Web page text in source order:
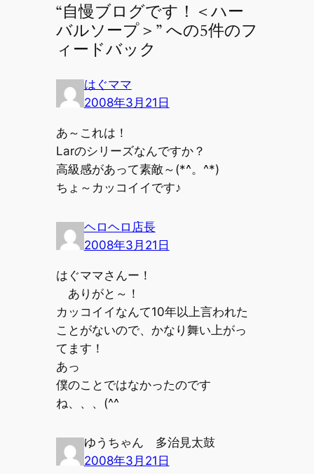
“自慢ブログです！＜ハー
バルソープ＞” への5件のフ
ィードバック
はぐママ
2008年3月21日
あ～これは！
Larのシリーズなんですか？
高級感があって素敵～(*^。^*)
ちょ～カッコイイです♪
ヘロヘロ店長
2008年3月21日
はぐママさんー！
ありがと～！
カッコイイなんて10年以上言われた
ことがないので、かなり舞い上がっ
てます！
あっ
僕のことではなかったのです
ね、、、(^^ゞ
ゆうちゃん 多治見太鼓
2008年3月21日